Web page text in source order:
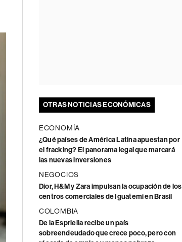
OTRAS NOTICIAS ECONÓMICAS
ECONOMÍA
¿Qué países de América Latina apuestan por
el fracking? El panorama legal que marcará
las nuevas inversiones
NEGOCIOS
Dior, H&M y Zara impulsan la ocupación de los
centros comerciales de Iguatemi en Brasil
COLOMBIA
De la Espriella recibe un país
sobreendeudado que crece poco, pero con